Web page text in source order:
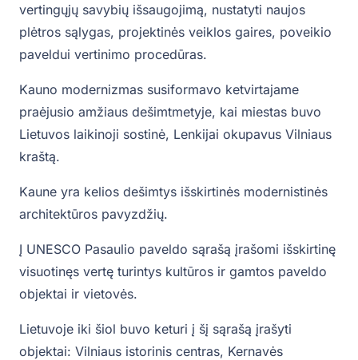
vertingųjų savybių išsaugojimą, nustatyti naujos
plėtros sąlygas, projektinės veiklos gaires, poveikio
paveldui vertinimo procedūras.
Kauno modernizmas susiformavo ketvirtajame
praėjusio amžiaus dešimtmetyje, kai miestas buvo
Lietuvos laikinoji sostinė, Lenkijai okupavus Vilniaus
kraštą.
Kaune yra kelios dešimtys išskirtinės modernistinės
architektūros pavyzdžių.
Į UNESCO Pasaulio paveldo sąrašą įrašomi išskirtinę
visuotinęs vertę turintys kultūros ir gamtos paveldo
objektai ir vietovės.
Lietuvoje iki šiol buvo keturi į šį sąrašą įrašyti
objektai: Vilniaus istorinis centras, Kernavės